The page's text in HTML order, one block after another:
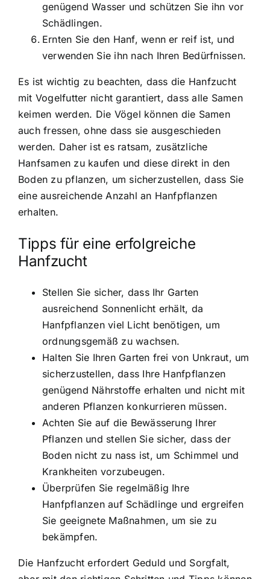
genügend Wasser und schützen Sie ihn vor
Schädlingen.
Ernten Sie den Hanf, wenn er reif ist, und
verwenden Sie ihn nach Ihren Bedürfnissen.
Es ist wichtig zu beachten, dass die Hanfzucht
mit Vogelfutter nicht garantiert, dass alle Samen
keimen werden. Die Vögel können die Samen
auch fressen, ohne dass sie ausgeschieden
werden. Daher ist es ratsam, zusätzliche
Hanfsamen zu kaufen und diese direkt in den
Boden zu pflanzen, um sicherzustellen, dass Sie
eine ausreichende Anzahl an Hanfpflanzen
erhalten.
Tipps für eine erfolgreiche
Hanfzucht
Stellen Sie sicher, dass Ihr Garten
ausreichend Sonnenlicht erhält, da
Hanfpflanzen viel Licht benötigen, um
ordnungsgemäß zu wachsen.
Halten Sie Ihren Garten frei von Unkraut, um
sicherzustellen, dass Ihre Hanfpflanzen
genügend Nährstoffe erhalten und nicht mit
anderen Pflanzen konkurrieren müssen.
Achten Sie auf die Bewässerung Ihrer
Pflanzen und stellen Sie sicher, dass der
Boden nicht zu nass ist, um Schimmel und
Krankheiten vorzubeugen.
Überprüfen Sie regelmäßig Ihre
Hanfpflanzen auf Schädlinge und ergreifen
Sie geeignete Maßnahmen, um sie zu
bekämpfen.
Die Hanfzucht erfordert Geduld und Sorgfalt,